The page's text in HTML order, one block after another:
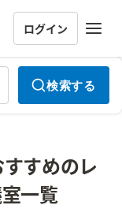
ログイン
検索する
すめのレ
一覧